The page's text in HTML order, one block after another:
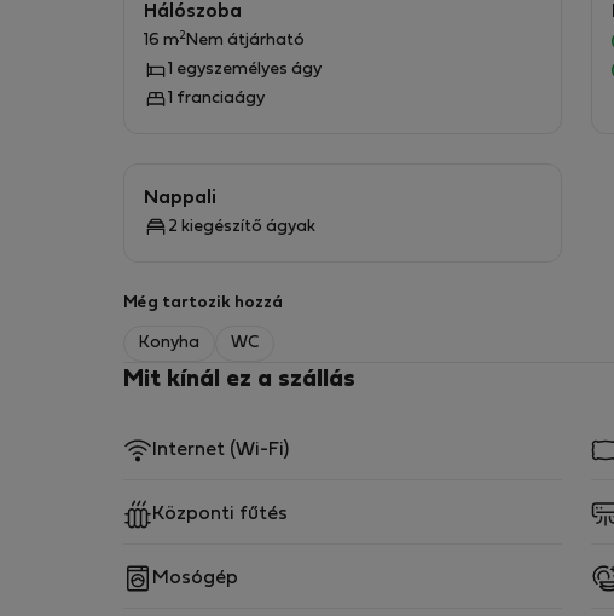
Hálószoba
16 m2 Nem átjárható
1 egyszemélyes ágy
1 franciaágy
Nappali
2 kiegészítő ágyak
Még tartozik hozzá
Konyha WC
Mit kínál ez a szállás
Internet (Wi-Fi)
Központi fűtés
Mosógép